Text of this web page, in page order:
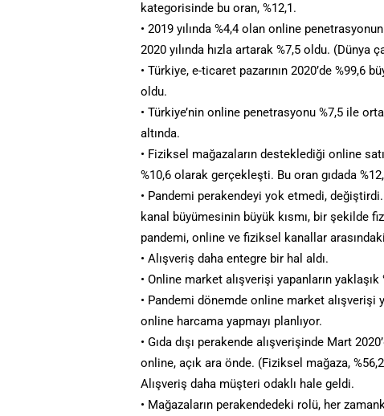
kategorisinde bu oran, %12,1.
• 2019 yılında %4,4 olan online
2020 yılında hızla artarak %7,5 oldu. (Dünya
• Türkiye, e-ticaret pazarının 2020’de %99,6
oldu.
• Türkiye’nin online penetrasyonu %7,5 ile
altında.
• Fiziksel mağazaların desteklediği online
%10,6 olarak gerçekleşti. Bu oran gıdada
• Pandemi perakendeyi yok etmedi,
kanal büyümesinin büyük kısmı, bir şekilde
pandemi, online ve fiziksel kanallar
• Alışveriş daha entegre bir hal aldı.
• Online market alışverişi yapanların
• Pandemi dönemde online market alışverişi
online harcama yapmayı planlıyor.
• Gıda dışı perakende alışverişinde Mart
online, açık ara önde. (Fiziksel mağaza,
Alışveriş daha müşteri odaklı hale geldi.
• Mağazaların perakendedeki rolü, her